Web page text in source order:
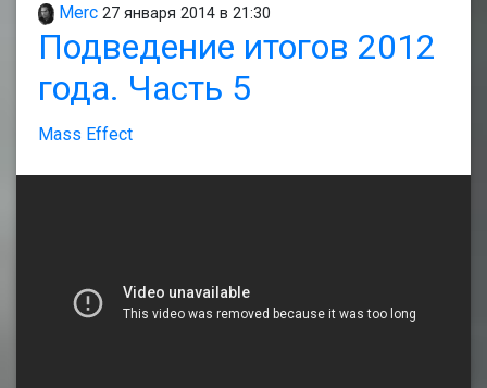
Merc 27 января 2014 в 21:30
Подведение итогов 2012
года. Часть 5
Mass Effect